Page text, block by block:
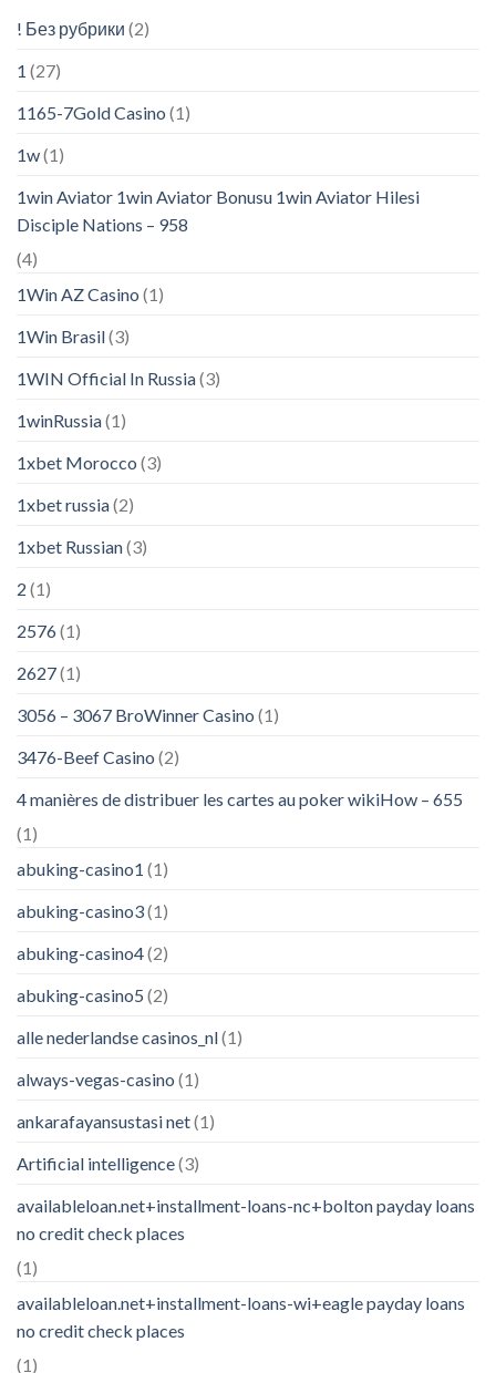
! Без рубрики (2)
1 (27)
1165-7Gold Casino (1)
1w(1)
1win Aviator 1win Aviator Bonusu 1win Aviator Hilesi
Disciple Nations – 958
(4)
1Win AZ Casino (1)
1Win Brasil(3)
1WIN Official In Russia(3)
1winRussia(1)
1xbet Morocco (3)
1xbet russia(2)
1xbet Russian(3)
2 (1)
2576(1)
2627(1)
3056 – 3067 BroWinner Casino (1)
3476-Beef Casino (2)
4 manières de distribuer les cartes au poker wikiHow – 655
(1)
abuking-casino1 (1)
abuking-casino3(1)
abuking-casino4(2)
abuking-casino5 (2)
alle nederlandse casinos_nl(1)
always-vegas-casino (1)
ankarafayansustasi net(1)
Artificial intelligence(3)
availableloan.net+installment-loans-nc+bolton payday loans
no credit check places
(1)
availableloan.net+installment-loans-wi+eagle payday loans
no credit check places
(1)